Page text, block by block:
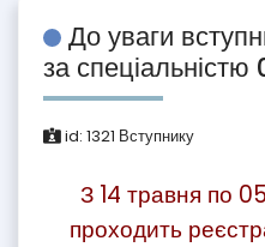
До уваги
за спеціальністю
id: 1321 Вступнику
З 14 травня по
проходить